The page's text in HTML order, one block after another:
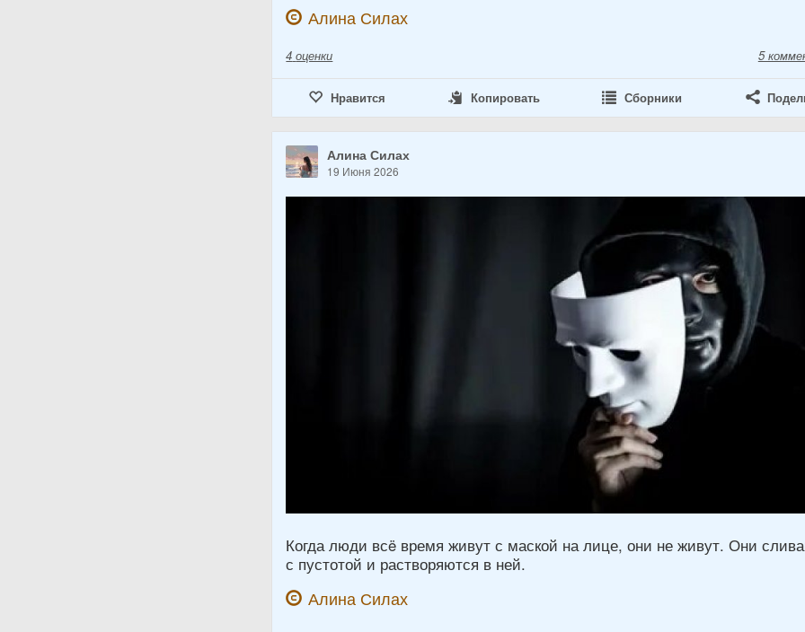
Алина Силах
4 оценки 5
Нравится Копировать Сборники
Алина Силах
19 Июня 2026
Когда люди всë время живут с маской на лице, они не живут. Они
с пустотой и растворяются в ней.
Алина Силах